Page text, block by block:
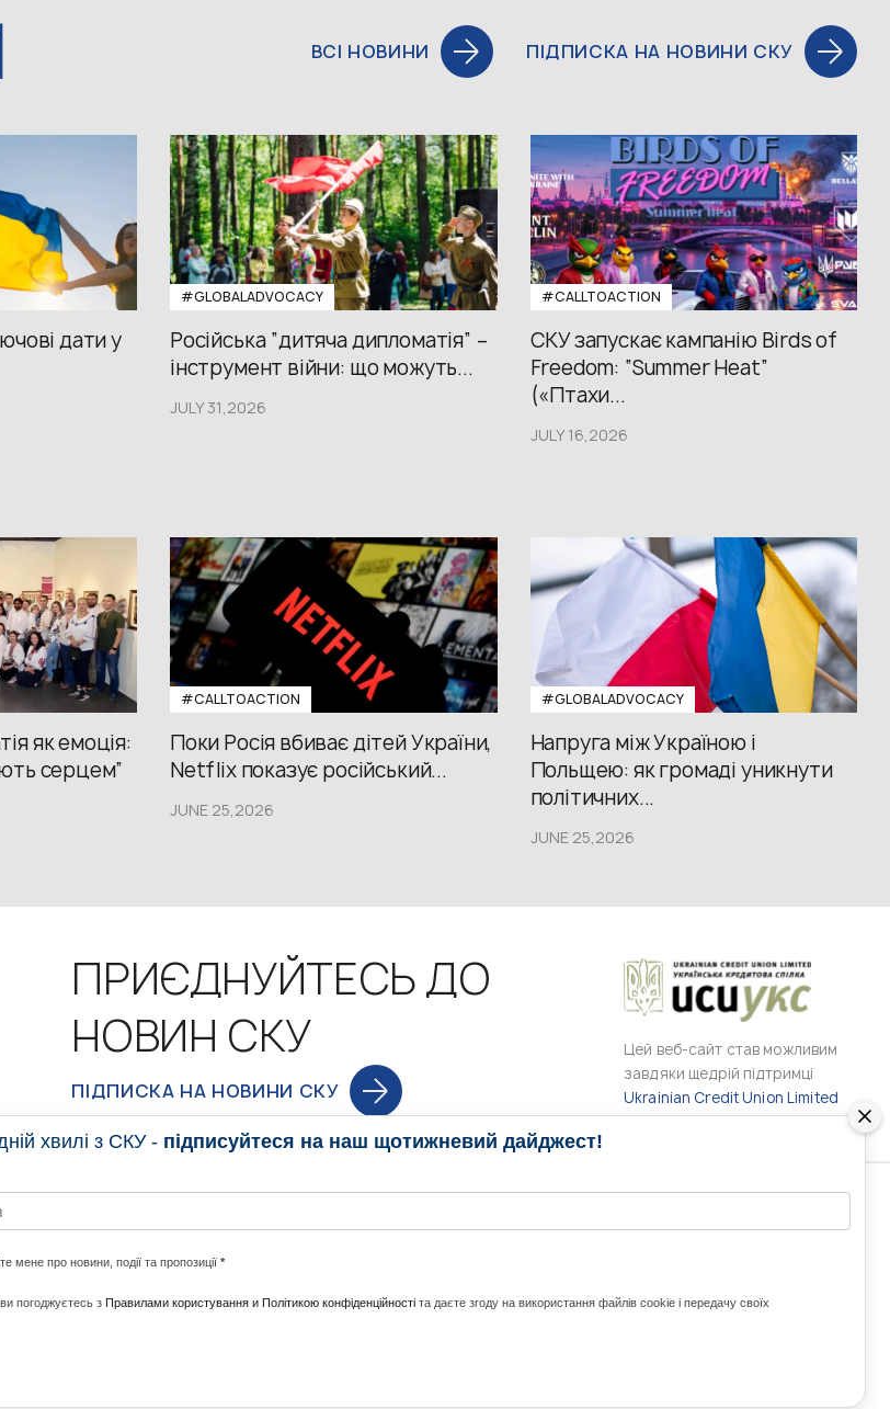
ВСІ НОВИНИ ПІДПИСКА НА НОВИНИ СКУ
дати у
#GLOBALADVOCACY
Російська “дитяча дипломатія” –
інструмент війни: що можуть...
JULY 31,2026
#CALLTOACTION
СКУ запускає кампанію Birds of
Freedom: “Summer Heat”
(«Птахи...
JULY 16,2026
як емоція:
серцем”
#CALLTOACTION
Поки Росія вбиває дітей України,
Netflix показує російський...
JUNE 25,2026
#GLOBALADVOCACY
Напруга між Україною і
Польщею: як громаді уникнути
політичних...
JUNE 25,2026
ПРИЄДНУЙТЕСЬ ДО
НОВИН СКУ
ПІДПИСКА НА НОВИНИ СКУ
Цей веб-сайт став можливим
завдяки щедрій підтримці
Ukrainian Credit Union Limited
НОВИНИ ПРОГРАМИ МЕДІА КОНТАКТИ
з України та світу
хвилі з СКУ - підписуйтеся на наш щотижневий дайджест!
мене про новини, події та пропозиції *
погоджуєтесь з Правилами користування и Політикою конфіденційності та даєте згоду на використання файлів cookie і передачу своїх